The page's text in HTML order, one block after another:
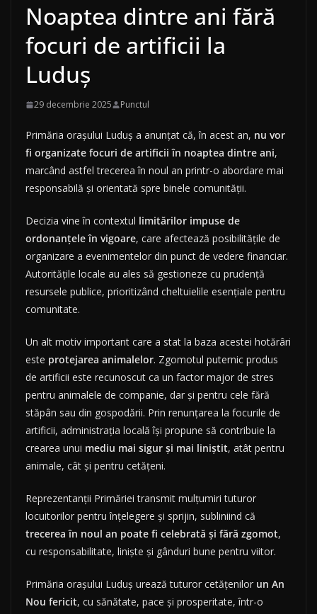
Noaptea dintre ani fără
focuri de artificii la
Luduș
29 decembrie 2025 Punctul
Primăria orașului Luduș a anunțat că, în acest an, nu vor
fi organizate focuri de artificii în noaptea dintre ani,
marcând astfel trecerea în noul an printr-o abordare mai
responsabilă și orientată spre binele comunității.
Decizia vine în contextul limitărilor impuse de
ordonanțele în vigoare, care afectează posibilitățile de
organizare a evenimentelor din punct de vedere financiar.
Autoritățile locale au ales să gestioneze cu prudență
resursele publice, prioritizând cheltuielile esențiale pentru
comunitate.
Un alt motiv important care a stat la baza acestei hotărâri
este protejarea animalelor. Zgomotul puternic produs
de artificii este recunoscut ca un factor major de stres
pentru animalele de companie, dar și pentru cele fără
stăpân sau din gospodării. Prin renunțarea la focurile de
artificii, administrația locală își propune să contribuie la
crearea unui mediu mai sigur și mai liniștit, atât pentru
animale, cât și pentru cetățeni.
Reprezentanții Primăriei transmit mulțumiri tuturor
locuitorilor pentru înțelegere și sprijin, subliniind că
trecerea în noul an poate fi celebrată și fără zgomot,
cu responsabilitate, liniște și gânduri bune pentru viitor.
Primăria orașului Luduș urează tuturor cetățenilor un An
Nou fericit, cu sănătate, pace și prosperitate, într-o